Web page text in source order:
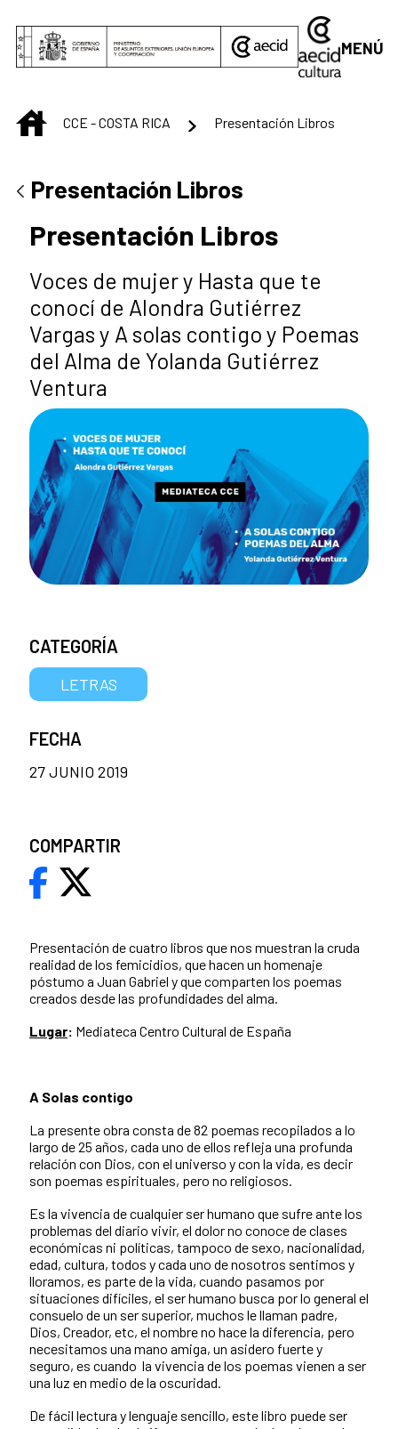
MENÚ
INICIO
CCE - COSTA RICA Presentación Libros
Presentación Libros
Presentación Libros
Voces de mujer y Hasta que te
conocí de Alondra Gutiérrez
Vargas y A solas contigo y Poemas
del Alma de Yolanda Gutiérrez
Ventura
Presentación de cuatro libros que nos muestran la cruda
realidad de los femicidios, que hacen un homenaje
póstumo a Juan Gabriel y que comparten los poemas
creados desde las profundidades del alma.
Lugar: Mediateca Centro Cultural de España
A Solas contigo
La presente obra consta de 82 poemas recopilados a lo
largo de 25 años, cada uno de ellos refleja una profunda
relación con Dios, con el universo y con la vida, es decir
son poemas espirituales, pero no religiosos.
Es la vivencia de cualquier ser humano que sufre ante los
problemas del diario vivir, el dolor no conoce de clases
económicas ni políticas, tampoco de sexo, nacionalidad,
edad, cultura, todos y cada uno de nosotros sentimos y
lloramos, es parte de la vida, cuando pasamos por
situaciones difíciles, el ser humano busca por lo general el
consuelo de un ser superior, muchos le llaman padre,
Dios, Creador, etc, el nombre no hace la diferencia, pero
necesitamos una mano amiga, un asidero fuerte y
seguro, es cuando la vivencia de los poemas vienen a ser
una luz en medio de la oscuridad.
De fácil lectura y lenguaje sencillo, este libro puede ser
CATEGORÍA
LETRAS
FECHA
27 JUNIO 2019
COMPARTIR